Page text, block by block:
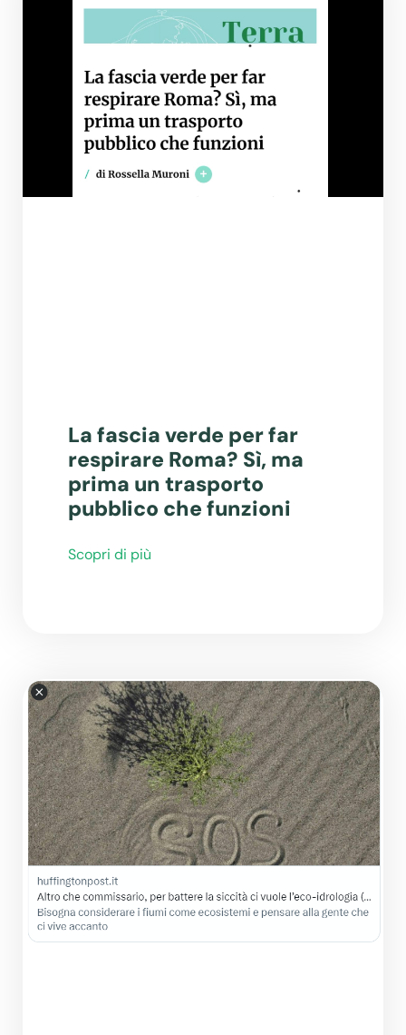
La fascia verde per far
respirare Roma? Sì, ma
prima un trasporto
pubblico che funzioni
Scopri di più